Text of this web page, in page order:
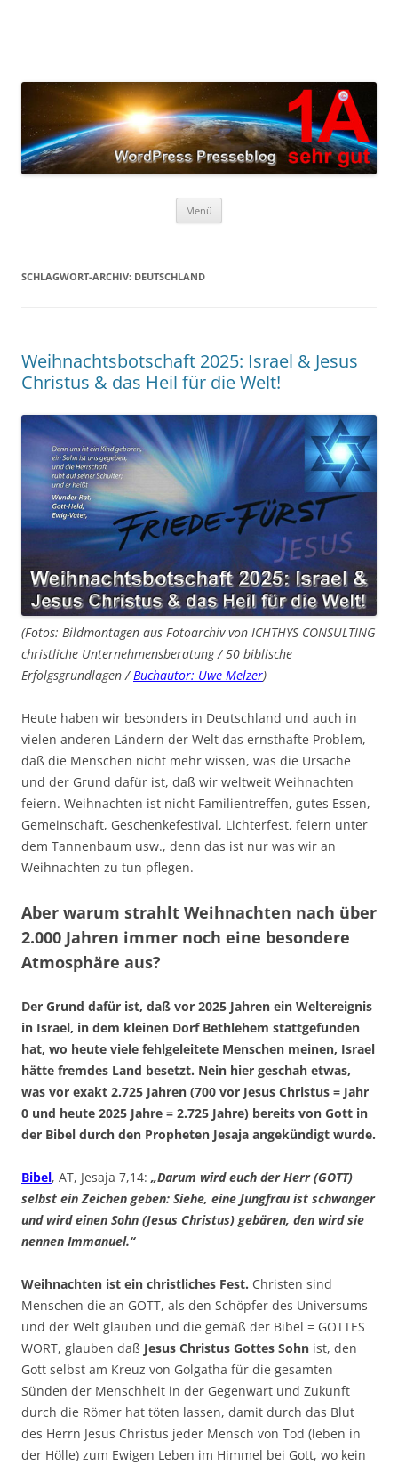
Menü
SCHLAGWORT-ARCHIV: DEUTSCHLAND
Weihnachtsbotschaft 2025: Israel & Jesus
Christus & das Heil für die Welt!
(Fotos: Bildmontagen aus Fotoarchiv von ICHTHYS CONSULTING
christliche Unternehmensberatung / 50 biblische
Erfolgsgrundlagen /Buchautor: Uwe Melzer)
Heute haben wir besonders in Deutschland und auch in
vielen anderen Ländern der Welt das ernsthafte Problem,
daß die Menschen nicht mehr wissen, was die Ursache
und der Grund dafür ist, daß wir weltweit Weihnachten
feiern. Weihnachten ist nicht Familientreffen, gutes Essen,
Gemeinschaft, Geschenkefestival, Lichterfest, feiern unter
dem Tannenbaum usw., denn das ist nur was wir an
Weihnachten zu tun pflegen.
Aber warum strahlt Weihnachten nach über
2.000 Jahren immer noch eine besondere
Atmosphäre aus?
Der Grund dafür ist, daß vor 2025 Jahren ein Weltereignis
in Israel, in dem kleinen Dorf Bethlehem stattgefunden
hat, wo heute viele fehlgeleitete Menschen meinen, Israel
hätte fremdes Land besetzt. Nein hier geschah etwas,
was vor exakt 2.725 Jahren (700 vor Jesus Christus = Jahr
0 und heute 2025 Jahre = 2.725 Jahre) bereits von Gott in
der Bibel durch den Propheten Jesaja angekündigt wurde.
Bibel, AT, Jesaja 7,14: „Darum wird euch der Herr (GOTT)
selbst ein Zeichen geben: Siehe, eine Jungfrau ist schwanger
und wird einen Sohn (Jesus Christus) gebären, den wird sie
nennen Immanuel.“
Weihnachten ist ein christliches Fest. Christen sind
Menschen die an GOTT, als den Schöpfer des Universums
und der Welt glauben und die gemäß der Bibel = GOTTES
WORT, glauben daß Jesus Christus Gottes Sohn ist, den
Gott selbst am Kreuz von Golgatha für die gesamten
Sünden der Menschheit in der Gegenwart und Zukunft
durch die Römer hat töten lassen, damit durch das Blut
des Herrn Jesus Christus jeder Mensch von Tod (leben in
der Hölle) zum Ewigen Leben im Himmel bei Gott, wo kein